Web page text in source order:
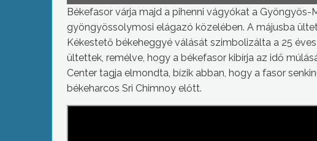
Békefasor várja majd a pihenni vágyókat a
gyöngyössolymosi elágazó közelében. A májusba
Kékestető békeheggyé válását szimbolizálta a 25
ültettek, remélve, hogy a békefasor kibírja az idő
Center tagja elmondta, bízik abban, hogy a fasor
békeharcos Sri Chimnoy előtt.